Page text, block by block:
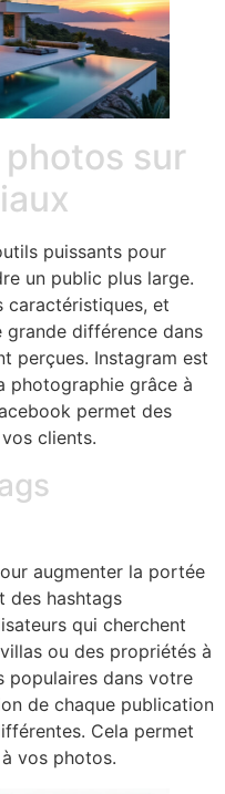
photos sur
puissants pour
un public plus large.
caractéristiques, et
grande différence dans
perçues. Instagram est
photographie grâce à
permet des
clients.
augmenter la portée
des hashtags
qui cherchent
ou des propriétés à
populaires dans votre
de chaque publication
Cela permet
vos photos.